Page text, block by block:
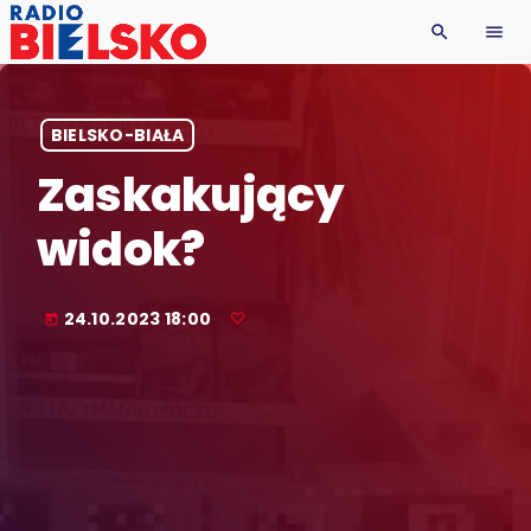
search menu
BIELSKO-BIAŁA
Zaskakujący
widok?
today 24.10.2023 18:00